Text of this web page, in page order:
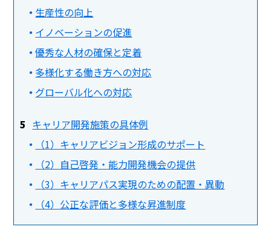
生産性の向上
イノベーションの促進
優秀な人材の確保と定着
多様化する働き方への対応
グローバル化への対応
キャリア開発施策の具体例
（1）キャリアビジョン形成のサポート
（2）自己啓発・能力開発機会の提供
（3）キャリアパス実現のための配置・異動
（4）公正な評価と多様な昇進制度